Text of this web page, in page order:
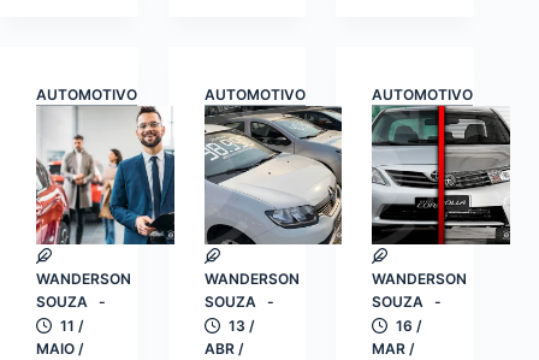
o
Melhor
Modelo
Para
o
Dia
Dia
ECO:
Entenda
as
Diferenças
Carro
com
Atitudes
Simples
no
Dia
a
Dia
AUTOMOTIVO
WANDERSON
SOUZA
11 /
MAIO /
AUTOMOTIVO
WANDERSON
SOUZA
13 /
ABR /
AUTOMOTIVO
WANDERSON
SOUZA
16 /
MAR /